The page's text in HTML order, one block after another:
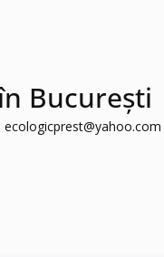
București
ecologicprest@yahoo.com